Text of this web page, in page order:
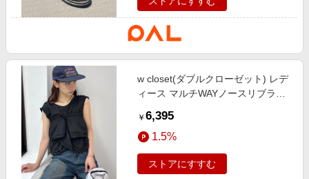
w closet(ダブルクローゼット) レデ
ィース マルチWAYノースリブラウ
￥ 6,395
1.5%
ストアにすすむ